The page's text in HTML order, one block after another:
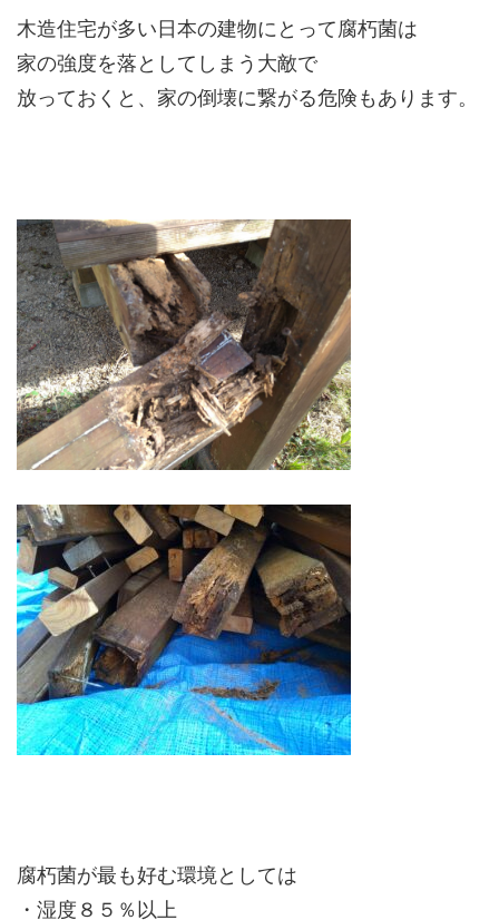
木造住宅が多い日本の建物にとって腐朽菌は
家の強度を落としてしまう大敵で
放っておくと、家の倒壊に繋がる危険もあります。
腐朽菌が最も好む環境としては
・湿度８５％以上